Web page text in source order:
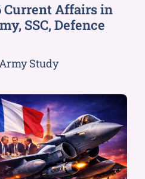
Current Affairs in
SSC, Defence
Study